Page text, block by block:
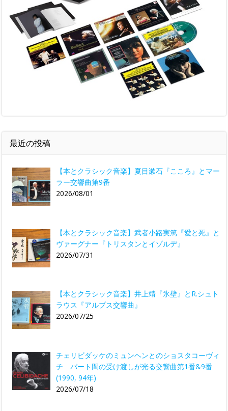
最近の投稿
【本とクラシック音楽】夏目漱石『こころ』とマー
ラー交響曲第9番
2026/08/01
【本とクラシック音楽】武者小路実篤『愛と死』と
ヴァーグナー『トリスタンとイゾルデ』
2026/07/31
【本とクラシック音楽】井上靖『氷壁』とR.シュト
ラウス『アルプス交響曲』
2026/07/25
チェリビダッケのミュンヘンとのショスタコーヴィ
チ パート間の受け渡しが光る交響曲第1番&9番
(1990, 94年)
2026/07/18